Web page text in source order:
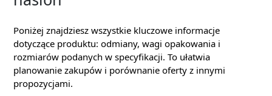
Poniżej znajdziesz wszystkie kluczowe informacje
dotyczące produktu: odmiany, wagi opakowania i
rozmiarów podanych w specyfikacji. To ułatwia
planowanie zakupów i porównanie oferty z innymi
propozycjami.